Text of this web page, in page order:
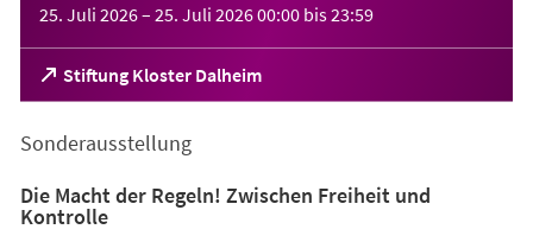
25. Juli 2026– 25. Juli 202600:00 bis23:59
Stiftung Kloster Dalheim
(Öffnet
in
neuen
Sonderausstellung
Die Macht der Regeln! Zwischen Freiheit und
Kontrolle